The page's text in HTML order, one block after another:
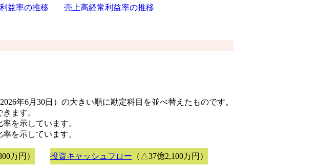
益率の推移
売上高経常利益率の推移
年6月30日）の大きい順に勘定科目を並べ替えたものです。
ます。
を示しています。
を示しています。
万円） 投資キャッシュフロー （△37億2,100万円）